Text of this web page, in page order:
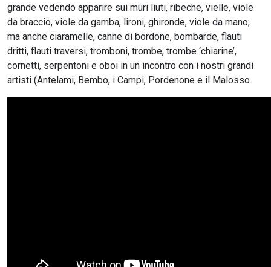
grande vedendo apparire sui muri liuti, ribeche, vielle, viole
da braccio, viole da gamba, lironi, ghironde, viole da mano;
ma anche ciaramelle, canne di bordone, bombarde, flauti
dritti, flauti traversi, tromboni, trombe, trombe ‘chiarine’,
cornetti, serpentoni e oboi in un incontro con i nostri grandi
artisti (Antelami, Bembo, i Campi, Pordenone e il Malosso.